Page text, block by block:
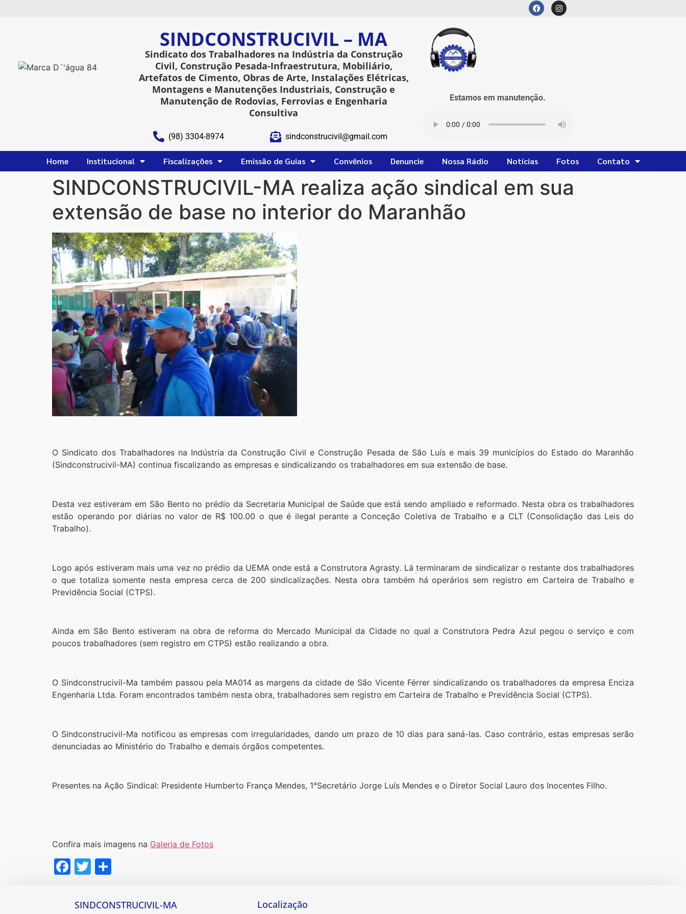
SINDCONSTRUCIVIL – MA
Sindicato dos Trabalhadores na Indústria da Construção
Civil, Construção Pesada-Infraestrutura, Mobiliário,
Artefatos de Cimento, Obras de Arte, Instalações Elétricas,
Montagens e Manutenções Industriais, Construção e
Manutenção de Rodovias, Ferrovias e Engenharia
Consultiva
(98) 3304-8974 sindconstrucivil@gmail.com
Estamos em manutenção.
Home Institucional Fiscalizações Emissão de Guias Convênios Denuncie Nossa Rádio Notícias Fotos Contato
SINDCONSTRUCIVIL-MA realiza ação sindical em sua
extensão de base no interior do Maranhão
O Sindicato dos Trabalhadores na Indústria da Construção Civil e Construção Pesada de São Luís e mais 39 municípios do Estado do Maranhão
(Sindconstrucivil-MA) continua fiscalizando as empresas e sindicalizando os trabalhadores em sua extensão de base.
Desta vez estiveram em São Bento no prédio da Secretaria Municipal de Saúde que está sendo ampliado e reformado. Nesta obra os trabalhadores
estão operando por diárias no valor de R$ 100.00 o que é ilegal perante a Conceção Coletiva de Trabalho e a CLT (Consolidação das Leis do
Trabalho).
Logo após estiveram mais uma vez no prédio da UEMA onde está a Construtora Agrasty. Lá terminaram de sindicalizar o restante dos trabalhadores
o que totaliza somente nesta empresa cerca de 200 sindicalizações. Nesta obra também há operários sem registro em Carteira de Trabalho e
Previdência Social (CTPS).
Ainda em São Bento estiveram na obra de reforma do Mercado Municipal da Cidade no qual a Construtora Pedra Azul pegou o serviço e com
poucos trabalhadores (sem registro em CTPS) estão realizando a obra.
O Sindconstrucivil-Ma também passou pela MA014 as margens da cidade de São Vicente Férrer sindicalizando os trabalhadores da empresa Enciza
Engenharia Ltda. Foram encontrados também nesta obra, trabalhadores sem registro em Carteira de Trabalho e Previdência Social (CTPS).
O Sindconstrucivil-Ma notificou as empresas com irregularidades, dando um prazo de 10 dias para saná-las. Caso contrário, estas empresas serão
denunciadas ao Ministério do Trabalho e demais órgãos competentes.
Presentes na Ação Sindical: Presidente Humberto França Mendes, 1°Secretário Jorge Luís Mendes e o Diretor Social Lauro dos Inocentes Filho.
Confira mais imagens na Galeria de Fotos
Facebook
Twitter
SINDCONSTRUCIVIL-MA Localização